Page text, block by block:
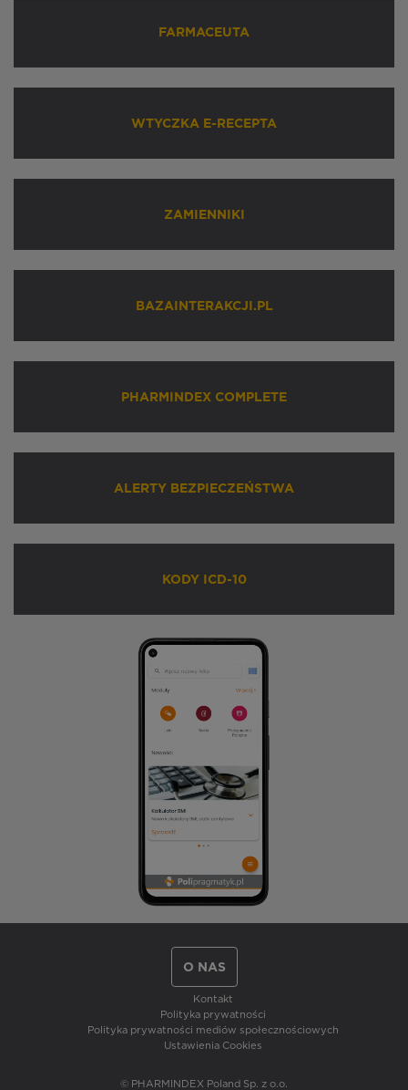
FARMACEUTA
WTYCZKA E-RECEPTA
ZAMIENNIKI
BAZAINTERAKCJI.PL
PHARMINDEX COMPLETE
ALERTY BEZPIECZEŃSTWA
KODY ICD-10
O NAS
Kontakt
Polityka prywatności
Polityka prywatności mediów społecznościowych
Ustawienia Cookies
© PHARMINDEX Poland Sp. z o.o.